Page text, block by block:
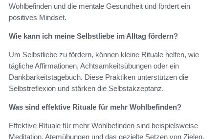
Wohlbefinden und die mentale Gesundheit und fördert ein
positives Mindset.
Wie kann ich meine Selbstliebe im Alltag fördern?
Um Selbstliebe zu fördern, können kleine Rituale helfen, wie
tägliche Affirmationen, Achtsamkeitsübungen oder ein
Dankbarkeitstagebuch. Diese Praktiken unterstützen die
Selbstreflexion und stärken die Selbstakzeptanz.
Was sind effektive Rituale für mehr Wohlbefinden?
Effektive Rituale für mehr Wohlbefinden sind beispielsweise
Meditation, Atemübungen und das gezielte Setzen von Zielen.